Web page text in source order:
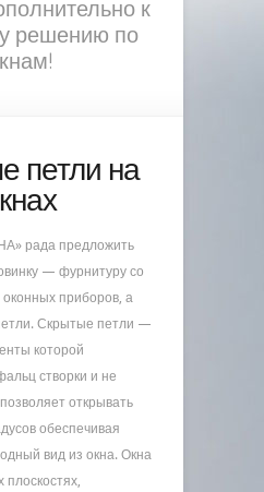
к
решению по
петли на
рада предложить
— фурнитуру со
приборов, а
Скрытые петли —
которой
створки и не
открывать
обеспечивая
вид из окна. Окна
плоскостях,